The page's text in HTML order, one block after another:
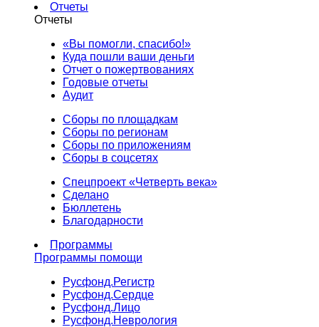
Отчеты
Отчеты
«Вы помогли, спасибо!»
Куда пошли ваши деньги
Отчет о пожертвованиях
Годовые отчеты
Аудит
Сборы по площадкам
Сборы по регионам
Сборы по приложениям
Сборы в соцсетях
Спецпроект «Четверть века»
Сделано
Бюллетень
Благодарности
Программы
Программы помощи
Русфонд.Регистр
Русфонд.Сердце
Русфонд.Лицо
Русфонд.Неврология